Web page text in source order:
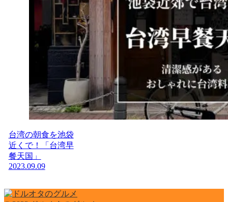
台湾の朝食を池袋
近くで！「台湾早
餐天国」
2023.09.09